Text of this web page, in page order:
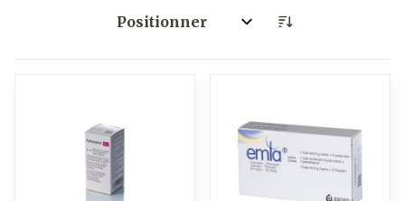
Trier par: